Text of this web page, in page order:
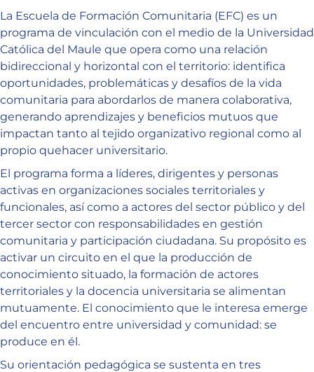
La Escuela de Formación Comunitaria (EFC) es un
programa de vinculación con el medio de la Universidad
Católica del Maule que opera como una relación
bidireccional y horizontal con el territorio: identifica
oportunidades, problemáticas y desafíos de la vida
comunitaria para abordarlos de manera colaborativa,
generando aprendizajes y beneficios mutuos que
impactan tanto al tejido organizativo regional como al
propio quehacer universitario.
El programa forma a líderes, dirigentes y personas
activas en organizaciones sociales territoriales y
funcionales, así como a actores del sector público y del
tercer sector con responsabilidades en gestión
comunitaria y participación ciudadana. Su propósito es
activar un circuito en el que la producción de
conocimiento situado, la formación de actores
territoriales y la docencia universitaria se alimentan
mutuamente. El conocimiento que le interesa emerge
del encuentro entre universidad y comunidad: se
produce en él.
Su orientación pedagógica se sustenta en tres